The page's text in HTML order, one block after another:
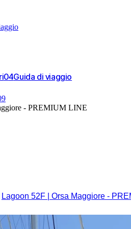
04Guida di viaggio
- PREMIUM LINE
Lagoon 52F | Orsa Maggiore -